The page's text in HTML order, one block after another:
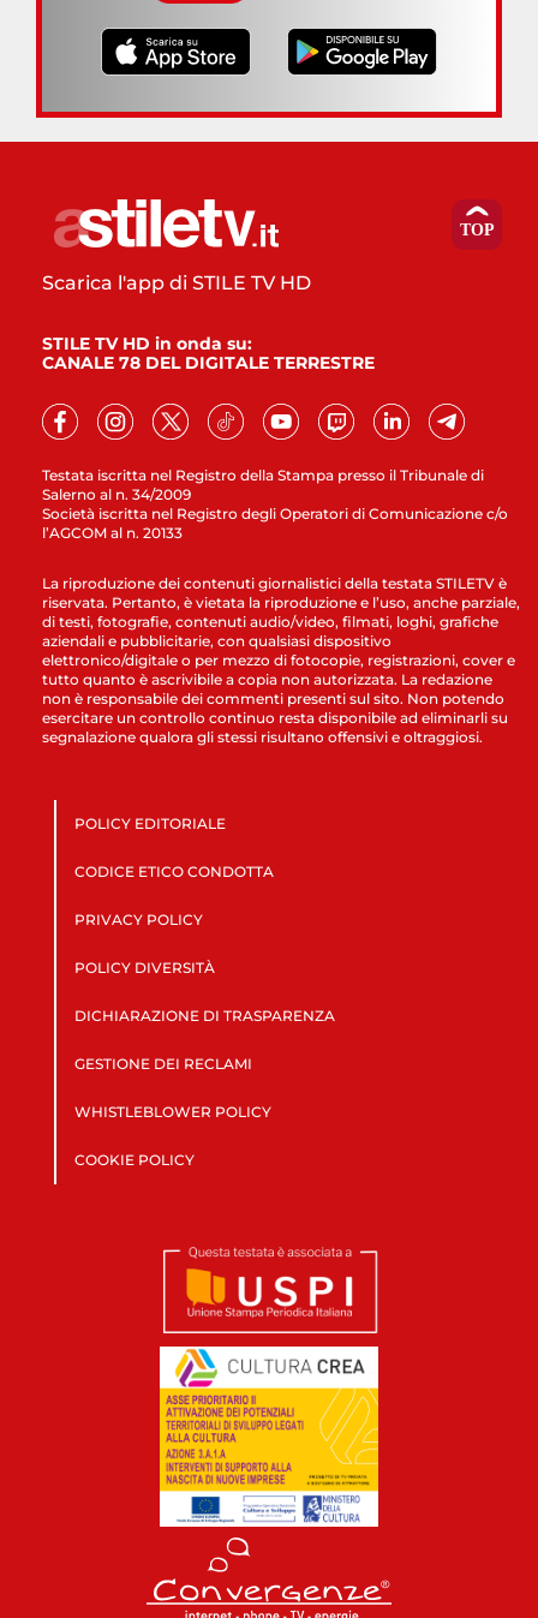
Testata iscritta nel Registro della Stampa presso il Tribunale di
Salerno al n. 34/2009
Società iscritta nel Registro degli Operatori di Comunicazione c/o
l’AGCOM al n. 20133
Scarica l'app di STILE TV HD
STILE TV HD in onda su:
CANALE 78 DEL DIGITALE TERRESTRE
La riproduzione dei contenuti giornalistici della testata STILETV è
riservata. Pertanto, è vietata la riproduzione e l’uso, anche parziale,
di testi, fotografie, contenuti audio/video, filmati, loghi, grafiche
aziendali e pubblicitarie, con qualsiasi dispositivo
elettronico/digitale o per mezzo di fotocopie, registrazioni, cover e
tutto quanto è ascrivibile a copia non autorizzata. La redazione
non è responsabile dei commenti presenti sul sito. Non potendo
esercitare un controllo continuo resta disponibile ad eliminarli su
segnalazione qualora gli stessi risultano offensivi e oltraggiosi.
POLICY EDITORIALE
CODICE ETICO CONDOTTA
PRIVACY POLICY
POLICY DIVERSITÀ
DICHIARAZIONE DI TRASPARENZA
GESTIONE DEI RECLAMI
WHISTLEBLOWER POLICY
COOKIE POLICY